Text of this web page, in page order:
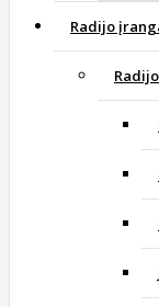
Radijo